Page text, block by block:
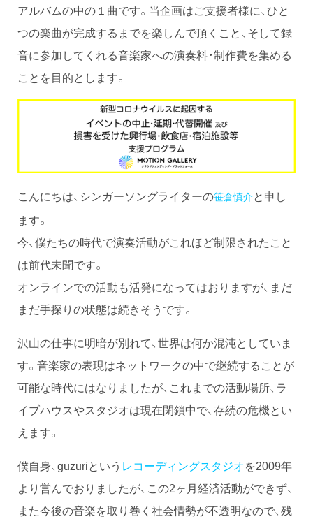
アルバムの中の１曲です。当企画はご支援者様に、ひと
つの楽曲が完成するまでを楽しんで頂くこと、そして録
音に参加してくれる音楽家への演奏料・制作費を集める
ことを目的とします。
こんにちは、シンガーソングライターの笹倉慎介と申し
ます。
今、僕たちの時代で演奏活動がこれほど制限されたこと
は前代未聞です。
オンラインでの活動も活発になってはおりますが、まだ
まだ手探りの状態は続きそうです。
沢山の仕事に明暗が別れて、世界は何か混沌としていま
す。音楽家の表現はネットワークの中で継続することが
可能な時代にはなりましたが、これまでの活動場所、ラ
イブハウスやスタジオは現在閉鎖中で、存続の危機とい
えます。
僕自身、guzuriという レコーディングスタジオを2009年
より営んでおりましたが、この2ヶ月経済活動ができず、
また今後の音楽を取り巻く社会情勢が不透明なので、残